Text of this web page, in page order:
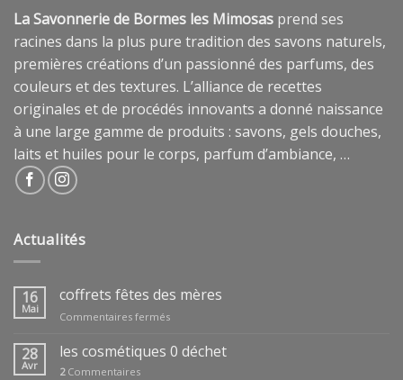
La Savonnerie de Bormes les Mimosas prend ses
racines dans la plus pure tradition des savons naturels,
premières créations d’un passionné des parfums, des
couleurs et des textures. L’alliance de recettes
originales et de procédés innovants a donné naissance
à une large gamme de produits : savons, gels douches,
laits et huiles pour le corps, parfum d’ambiance, …
Actualités
16
Mai
coffrets fêtes des mères
Commentaires ferméssur
fêtes
28
Avr
les cosmétiques 0 déchet
2Commentaires